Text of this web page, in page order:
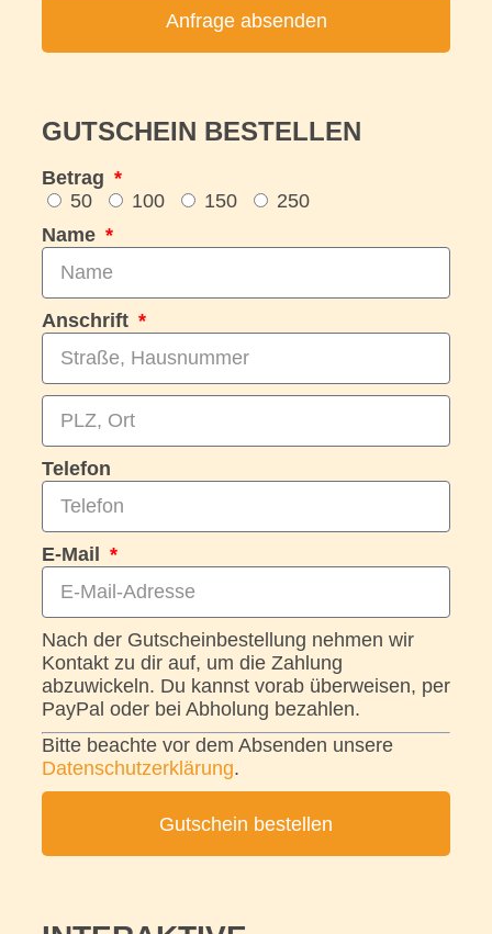
Anfrage absenden
GUTSCHEIN BESTELLEN
Betrag
50
100 150
250
Name
Anschrift
Telefon
E-Mail
Nach der Gutscheinbestellung nehmen wir
Kontakt zu dir auf, um die Zahlung
abzuwickeln. Du kannst vorab überweisen, per
PayPal oder bei Abholung bezahlen.
Bitte beachte vor dem Absenden unsere
Datenschutzerklärung.
Gutschein bestellen